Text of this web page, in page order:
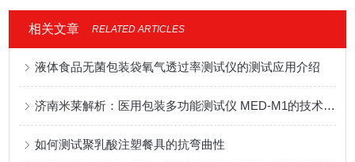
相关文章 RELATED ARTICLES
液体食品无菌包装袋氧气透过率测试仪的测试应用介绍
济南米莱解析：医用包装多功能测试仪 MED-M1的技术特性与 GMP 配套应用优势
如何测试聚乳酸注塑餐具的抗弯曲性